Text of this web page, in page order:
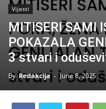
Vijesti
MITISERI SAMI
POKAZALA
3 stvari i
By Redakcija - June 8, 2025